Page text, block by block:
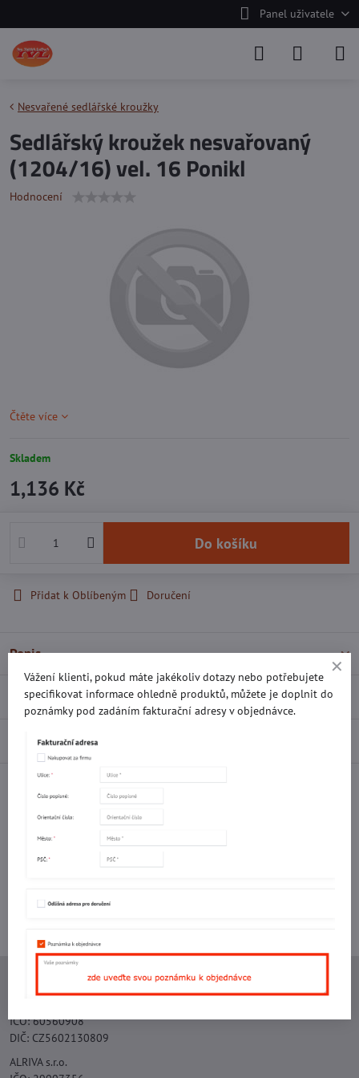
Panel uživatele
Nesvařené sedlářské kroužky
Sedlářský kroužek nesvařovaný
(1204/16) vel. 16 Ponikl
Hodnocení
Čtěte více
Skladem
1,136 Kč
Do košíku
Přidat k Oblíbeným Doručení
Popis
Recenze 0
Diskuse 0
Facebook TwitterBluesky
Potřebujete poradit s objednávkou?
Kontaktujte nás:
+420 577 523 563
Ing. Vojtěch Lečbych - IVL
IČO: 60560908
DIČ: CZ5602130809
ALRIVA s.r.o.
Vážení klienti, pokud máte jakékoliv dotazy nebo potřebujete
specifikovat informace ohledně produktů, můžete je doplnit do
poznámky pod zadáním fakturační adresy v objednávce.